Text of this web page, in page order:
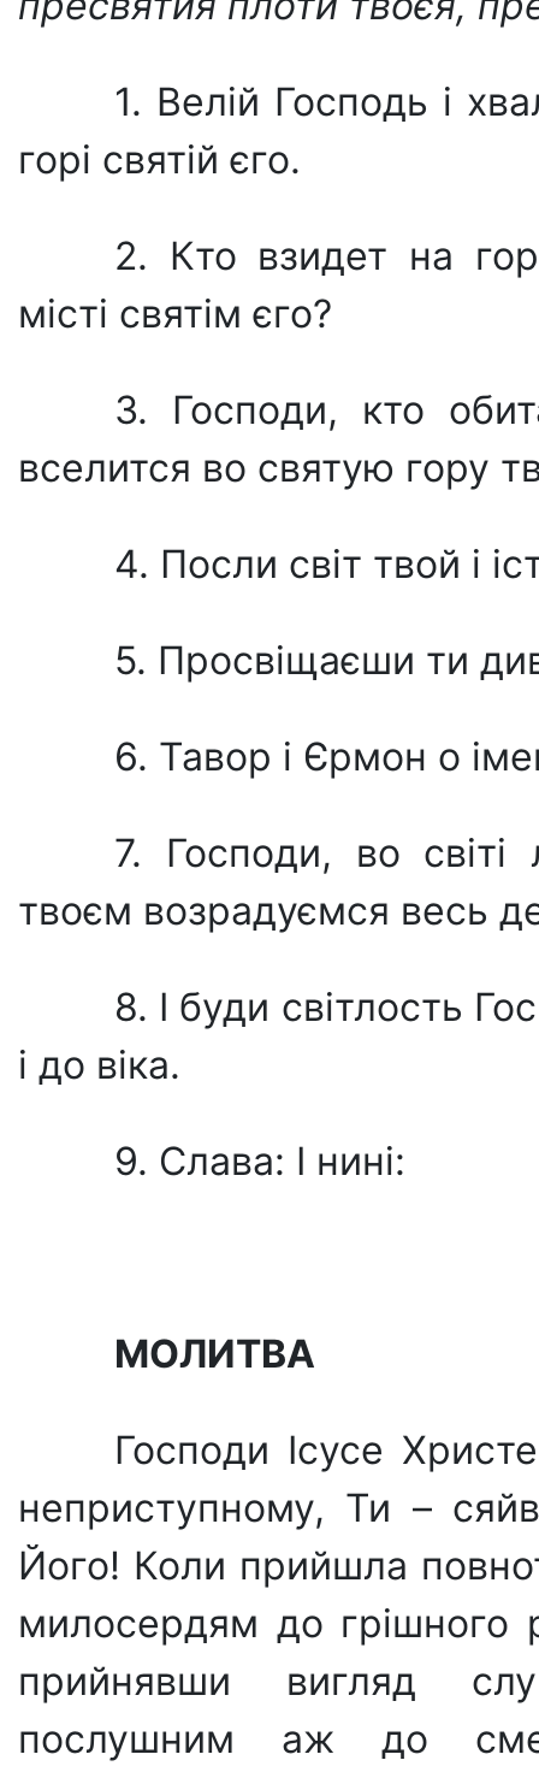
1. Велій Господь і
горі святій єго.
2. Кто взидет на
місті святім єго?
3. Господи, кто
вселится во святую гору
4. Посли світ твой і
5. Просвіщаєши ти
6. Тавор і Єрмон о
7. Господи, во
твоєм возрадуємся весь
8. І буди світлость
і до віка.
9. Слава: І нині:
МОЛИТВА
Господи Ісусе
неприступному, Ти –
Його! Коли прийшла
милосердям до грішного
прийнявши вигляд
послушним аж до